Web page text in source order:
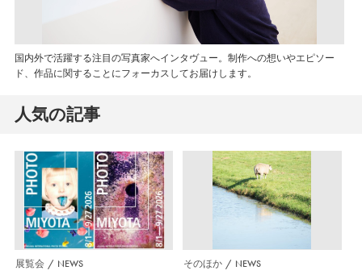
国内外で活躍する注目の写真家へインタヴュー。制作への想いやエピソー
ド、作品に関することにフォーカスしてお届けします。
人気の記事
展覧会 NEWS そのほか NEWS